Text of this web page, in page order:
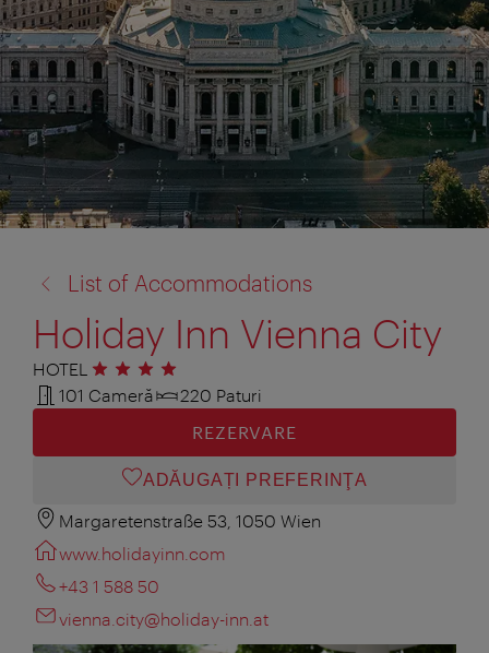
la:
List of Accommodations
Holiday Inn Vienna City
HOTEL 4 stele
101 Cameră
220 Paturi
REZERVARE
ADĂUGAȚI PREFERINŢA
Margaretenstraße 53, 1050 Wien
www.holidayinn.com
+43 1 588 50
vienna.city@holiday-inn.at